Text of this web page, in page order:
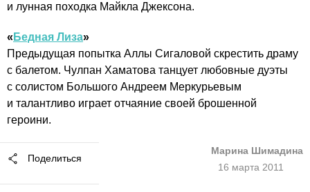
и лунная походка Майкла Джексона.
« Бедная Лиза»
Предыдущая попытка Аллы Сигаловой скрестить драму
с балетом. Чулпан Хаматова танцует любовные дуэты
с солистом Большого Андреем Меркурьевым
и талантливо играет отчаяние своей брошенной
героини.
Поделиться
Марина Шимадина
16 марта 2011